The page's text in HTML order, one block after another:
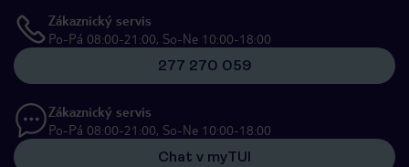
Zákaznický servis
Po-Pá 08:00-21:00, So-Ne 10:00-18:00
277 270 059
Zákaznický servis
Po-Pá 08:00-21:00, So-Ne 10:00-18:00
Chat v myTUI